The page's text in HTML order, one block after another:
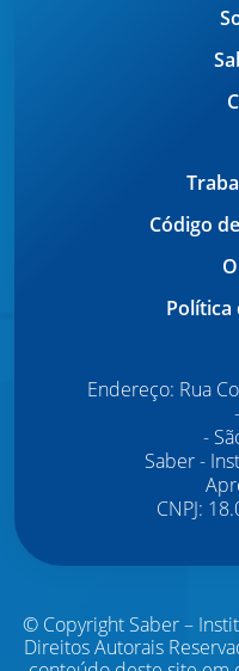
Código
Política
Endereço: Rua
-
Saber -
CNPJ:
© Copyright Saber –
Direitos Autorais